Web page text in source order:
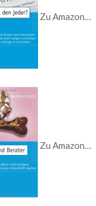
Zu Amazon…
Zu Amazon…